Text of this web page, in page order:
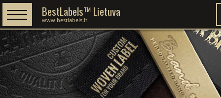
BestLabels™ Lietuva
www.bestlabels.lt